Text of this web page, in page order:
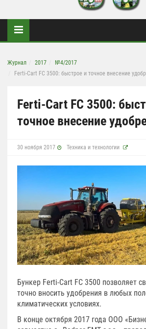
Журнал 2017
№4/2017
Ferti-Cart FC 3500: быстрое и точное внесение
Ferti-Cart FC 3500:
точное внесение
30 ноября 2017 Техника и технологии
Бункер Ferti-Cart FC 3500 позволяет
точно вносить удобрения в любых
климатических условиях.
В конце октября 2017 года ООО